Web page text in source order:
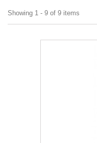
Showing 1 - 9 of 9 items